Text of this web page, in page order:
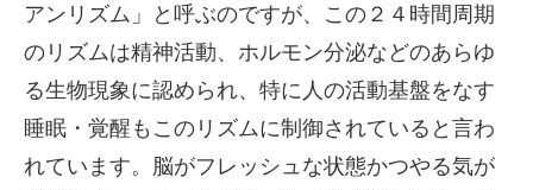
アンリズム」と呼ぶのですが、この２４時間周期
のリズムは精神活動、ホルモン分泌などのあらゆ
る生物現象に認められ、特に人の活動基盤をなす
睡眠・覚醒もこのリズムに制御されていると言わ
れています。脳がフレッシュな状態かつやる気が